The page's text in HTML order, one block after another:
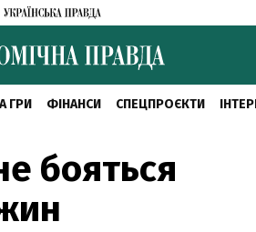
ГРИ ФІНАНСИ СПЕЦПРОЄКТИ
бояться